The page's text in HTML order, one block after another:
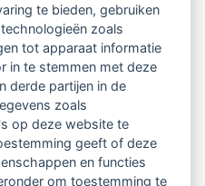
in 14
kennisbank
te bieden, gebruiken
zoals
tot apparaat informatie
in te stemmen met deze
derde partijen in de
zoals
op deze website te
geeft of deze
en functies
om toestemming te